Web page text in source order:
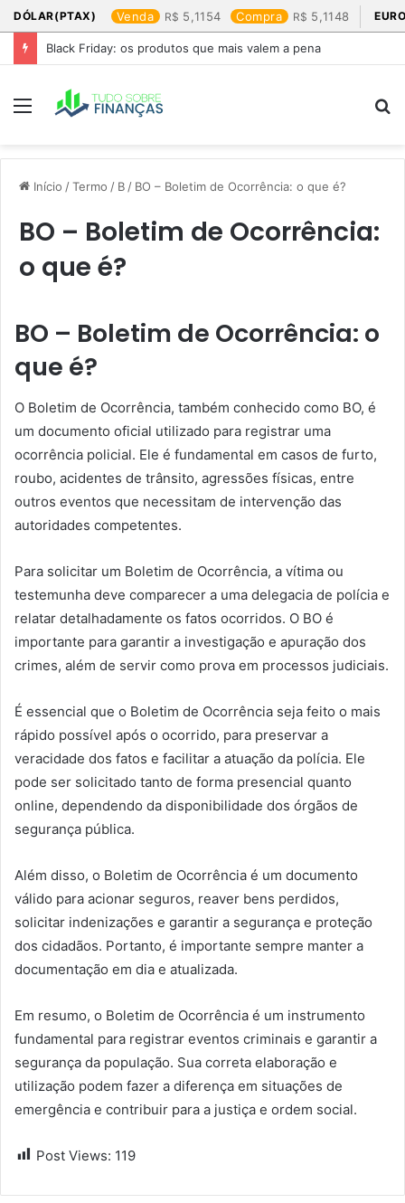
DÓLAR(PTAX) Venda 5,1154 Compra 5,1148
Black Friday: os produtos que mais valem a pena
Menu
Início /Termo / B / BO – Boletim de Ocorrência: o que é?
BO – Boletim de Ocorrência:
o que é?
BO – Boletim de Ocorrência: o
que é?
O Boletim de Ocorrência, também conhecido como BO, é
um documento oficial utilizado para registrar uma
ocorrência policial. Ele é fundamental em casos de furto,
roubo, acidentes de trânsito, agressões físicas, entre
outros eventos que necessitam de intervenção das
autoridades competentes.
Para solicitar um Boletim de Ocorrência, a vítima ou
testemunha deve comparecer a uma delegacia de polícia e
relatar detalhadamente os fatos ocorridos. O BO é
importante para garantir a investigação e apuração dos
crimes, além de servir como prova em processos judiciais.
É essencial que o Boletim de Ocorrência seja feito o mais
rápido possível após o ocorrido, para preservar a
veracidade dos fatos e facilitar a atuação da polícia. Ele
pode ser solicitado tanto de forma presencial quanto
online, dependendo da disponibilidade dos órgãos de
segurança pública.
Além disso, o Boletim de Ocorrência é um documento
válido para acionar seguros, reaver bens perdidos,
solicitar indenizações e garantir a segurança e proteção
dos cidadãos. Portanto, é importante sempre manter a
documentação em dia e atualizada.
Em resumo, o Boletim de Ocorrência é um instrumento
fundamental para registrar eventos criminais e garantir a
segurança da população. Sua correta elaboração e
utilização podem fazer a diferença em situações de
emergência e contribuir para a justiça e ordem social.
Post Views: 119